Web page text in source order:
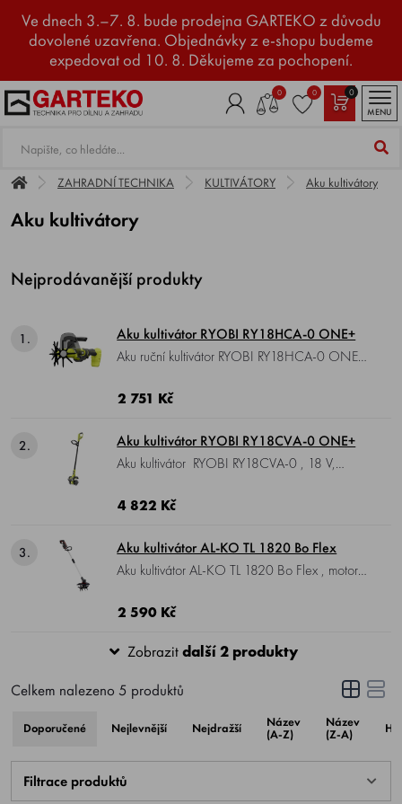
Ve dnech 3.–7. 8. bude prodejna GARTEKO z důvodu
dovolené uzavřena. Objednávky z e-shopu budeme
expedovat od 10. 8. Děkujeme za pochopení.
0 0
0
MENU
ZAHRADNÍ TECHNIKA KULTIVÁTORY Aku kultivátory
Aku kultivátory
Nejprodávanější produkty
1.
Aku kultivátor RYOBI RY18HCA-0 ONE+
Aku ruční kultivátor RYOBI RY18HCA-0 ONE+
hloubka 15 cm, hmotnost 1,6 kg.
2 751 Kč
2.
Aku kultivátor RYOBI RY18CVA-0 ONE+
Aku kultivátor RYOBI RY18CVA-0 , 18 V,
3 rychlosti, hmotnost 5,3 kg.
4 822 Kč
3.
Aku kultivátor AL-KO TL 1820 Bo Flex
Aku kultivátor AL-KO TL 1820 Bo Flex , motor
2 590 Kč
Zobrazitdalší 2 produkty
Celkem nalezeno 5 produktů
Doporučené Nejlevnější Nejdražší
Název
(A-Z)
Název
(Z-A)
Filtrace produktů